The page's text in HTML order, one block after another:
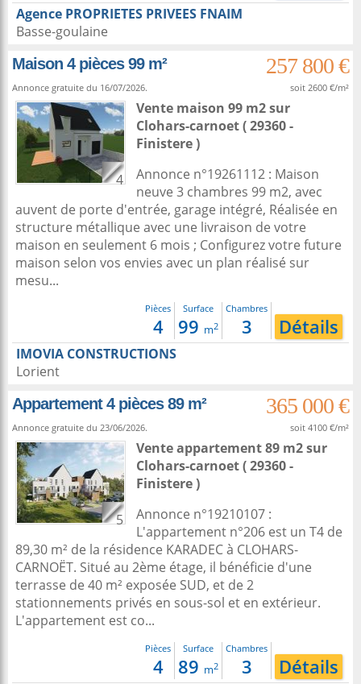
Agence PROPRIETES PRIVEES FNAIM
Basse-goulaine
Maison 4 pièces 99 m²
257 800 €
Annonce gratuite du 16/07/2026. soit 2600 €/m²
4
Vente maison 99 m2sur
Clohars-carnoet( 29360 -
Finistere )
Annonce n°19261112 : Maison
neuve 3 chambres 99 m2, avec
auvent de porte d'entrée, garage intégré, Réalisée en
structure métallique avec une livraison de votre
maison en seulement 6 mois ; Configurez votre future
maison selon vos envies avec un plan réalisé sur
mesu...
Pièces
4
Surface
99 m2
Chambres
3 Détails
IMOVIA CONSTRUCTIONS
Lorient
Appartement 4 pièces 89 m²
365 000 €
Annonce gratuite du 23/06/2026. soit 4100 €/m²
5
Vente appartement 89 m2sur
Clohars-carnoet( 29360 -
Finistere )
Annonce n°19210107 :
L'appartement n°206 est un T4 de
89,30 m² de la résidence KARADEC à CLOHARS-
CARNOËT. Situé au 2ème étage, il bénéficie d'une
terrasse de 40 m² exposée SUD, et de 2
stationnements privés en sous-sol et en extérieur.
L'appartement est co...
Pièces
4
Surface
89 m2
Chambres
3 Détails